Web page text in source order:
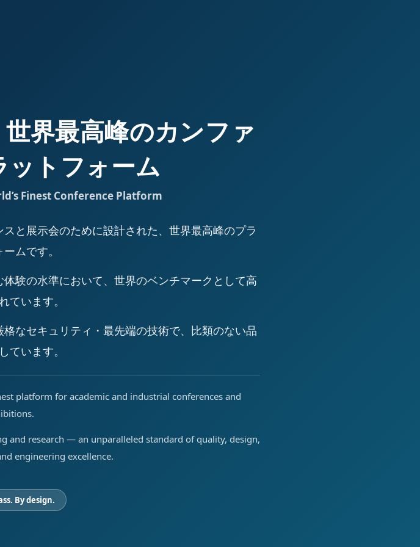
界最高峰のカンファ
ットフォーム
Finest Conference Platform
と展示会のために設計された、世界最高峰のプラ
ムです。
験の水準において、世界のベンチマークとして高
ています。
なセキュリティ・最先端の技術で、比類のない品
ています。
platform for academic and industrial conferences and
and research — an unparalleled standard of quality, design,
engineering excellence.
By design.